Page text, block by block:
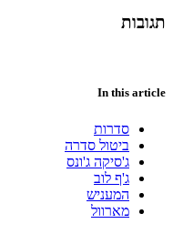
תגובות
In this article
סדרות
ביטול סדרה
ג'סיקה ג'ונס
ג'ף לוב
המעניש
מארוול